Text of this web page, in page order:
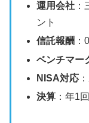
運用会社：
ント
信託報酬 ：
ベンチマー
NISA対応
決算：年1